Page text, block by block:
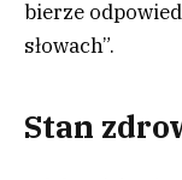
bierze
słowach”.
Stan